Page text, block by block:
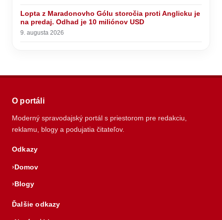
Lopta z Maradonovho Gólu storočia proti Anglicku je
na predaj. Odhad je 10 miliónov USD
9. augusta 2026
O portáli
Moderný spravodajský portál s priestorom pre redakciu,
reklamu, blogy a podujatia čitateľov.
Odkazy
Domov
Blogy
Ďalšie odkazy